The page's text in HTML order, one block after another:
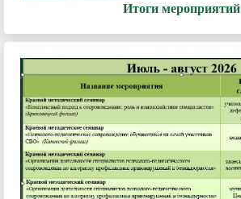
Итоги мероприятий